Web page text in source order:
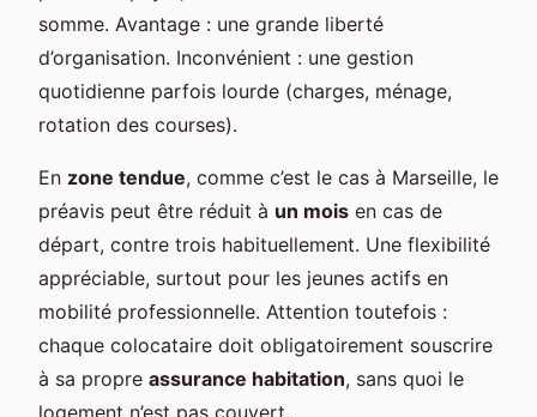
somme. Avantage : une grande liberté
d’organisation. Inconvénient : une gestion
quotidienne parfois lourde (charges, ménage,
rotation des courses).
En zone tendue, comme c’est le cas à Marseille, le
préavis peut être réduit à un mois en cas de
départ, contre trois habituellement. Une flexibilité
appréciable, surtout pour les jeunes actifs en
mobilité professionnelle. Attention toutefois :
chaque colocataire doit obligatoirement souscrire
à sa propre assurance habitation, sans quoi le